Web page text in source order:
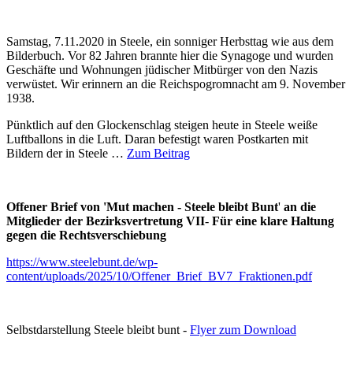
Samstag, 7.11.2020 in Steele, ein sonniger Herbsttag wie aus dem
Bilderbuch. Vor 82 Jahren brannte hier die Synagoge und wurden
Geschäfte und Wohnungen jüdischer Mitbürger von den Nazis
verwüstet. Wir erinnern an die Reichspogromnacht am 9. November
1938.
Pünktlich auf den Glockenschlag steigen heute in Steele weiße
Luftballons in die Luft. Daran befestigt waren Postkarten mit
Bildern der in Steele … Zum Beitrag
Offener Brief von 'Mut machen - Steele bleibt Bunt' an die
Mitglieder der Bezirksvertretung VII- Für eine klare Haltung
gegen die Rechtsverschiebung
https://www.steelebunt.de/wp-
content/uploads/2025/10/Offener_Brief_BV7_Fraktionen.pdf
Selbstdarstellung Steele bleibt bunt - Flyer zum Download